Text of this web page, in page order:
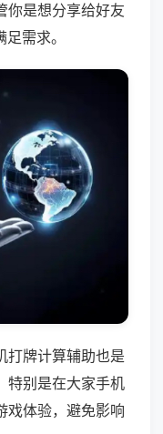
你是想分享给好友
需求。
打牌计算辅助也是
特别是在大家手机
戏体验，避免影响